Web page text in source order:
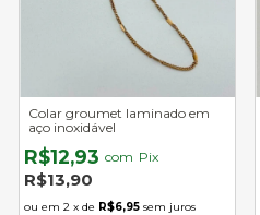
Colar groumet laminado em
aço inoxidável
R$12,93 com Pix
R$13,90
2 x de R$6,95 sem juros